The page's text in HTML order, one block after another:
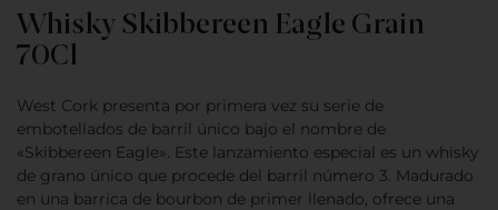
Whisky Skibbereen Eagle Grain
70Cl
West Cork presenta por primera vez su serie de
embotellados de barril único bajo el nombre de
«Skibbereen Eagle». Este lanzamiento especial es un whisky
de grano único que procede del barril número 3. Madurado
en una barrica de bourbon de primer llenado, ofrece una